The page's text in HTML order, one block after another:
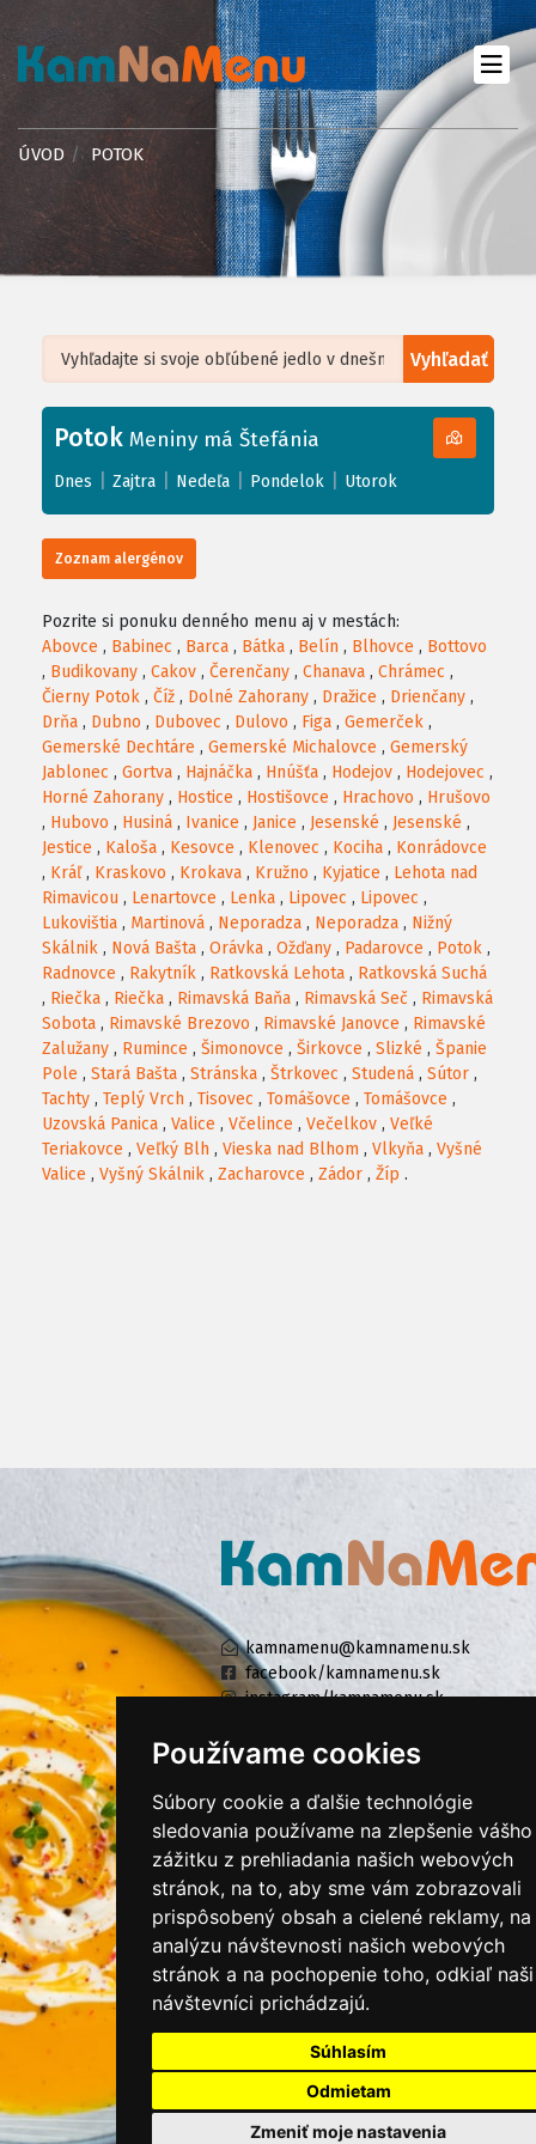
Používame cookies
Súbory cookie a ďalšie technológie
sledovania používame na zlepšenie vášho
zážitku z prehliadania našich webových
stránok, na to, aby sme vám zobrazovali
prispôsobený obsah a cielené reklamy, na
analýzu návštevnosti našich webových
stránok a na pochopenie toho, odkiaľ naši
návštevníci prichádzajú.
Súhlasím
Odmietam
Zmeniť moje nastavenia
ÚVOD POTOK
Vyhľadať
+
−
Leaflet| ©OpenStreetMap, Tiles courtesy ofHumanitarian OpenStreetMap
Potok Meniny má Štefánia
Dnes Zajtra Nedeľa Pondelok Utorok
Zoznam alergénov
Pozrite si ponuku denného menu aj v mestách:
Abovce , Babinec , Barca , Bátka , Belín , Blhovce , Bottovo
, Budikovany , Cakov , Čerenčany , Chanava , Chrámec ,
Čierny Potok , Číž , Dolné Zahorany , Dražice , Drienčany ,
Drňa , Dubno , Dubovec , Dulovo , Figa , Gemerček ,
Gemerské Dechtáre , Gemerské Michalovce , Gemerský
Jablonec , Gortva , Hajnáčka , Hnúšťa , Hodejov , Hodejovec ,
Horné Zahorany , Hostice , Hostišovce , Hrachovo , Hrušovo
, Hubovo , Husiná , Ivanice , Janice , Jesenské , Jesenské ,
Jestice , Kaloša , Kesovce , Klenovec , Kociha , Konrádovce
, Kráľ, Kraskovo , Krokava , Kružno , Kyjatice , Lehota nad
Rimavicou , Lenartovce , Lenka , Lipovec , Lipovec ,
Lukovištia , Martinová , Neporadza , Neporadza , Nižný
Skálnik , Nová Bašta , Orávka , Ožďany , Padarovce , Potok ,
Radnovce , Rakytník , Ratkovská Lehota , Ratkovská Suchá
, Riečka , Riečka , Rimavská Baňa , Rimavská Seč , Rimavská
Sobota , Rimavské Brezovo , Rimavské Janovce , Rimavské
Zalužany , Rumince , Šimonovce , Širkovce , Slizké , Španie
Pole , Stará Bašta , Stránska , Štrkovec , Studená , Sútor ,
Tachty , Teplý Vrch , Tisovec , Tomášovce , Tomášovce ,
Uzovská Panica , Valice , Včelince , Večelkov , Veľké
Teriakovce , Veľký Blh , Vieska nad Blhom , Vlkyňa , Vyšné
Valice , Vyšný Skálnik , Zacharovce , Zádor , Žíp .
kamnamenu@kamnamenu.sk
facebook/kamnamenu.sk
instagram/kamnamenu.sk
PRIHLÁSIŤ SA DO ZÁKAZNÍCKEJ ZÓNY
Všeobecné obchodné podmienky
Ochrana osobných údajov
Cookies
Moje KamNaMenu
Pridať reštauráciu
Cenník balíkov